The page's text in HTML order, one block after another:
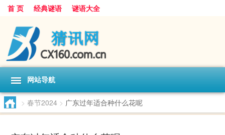
首 页 经典谜语 谜语大全
网站导航
> 春节2024 > 广东过年适合种什么花呢